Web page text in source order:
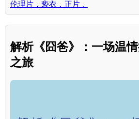
伦理片，亵衣，正片，
解析《囧爸》：一场温
之旅